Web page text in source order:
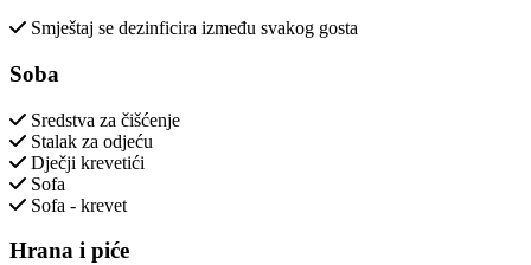
Smještaj se dezinficira između svakog gosta
Soba
Sredstva za čišćenje
Stalak za odjeću
Dječji krevetići
Sofa
Sofa - krevet
Hrana i piće